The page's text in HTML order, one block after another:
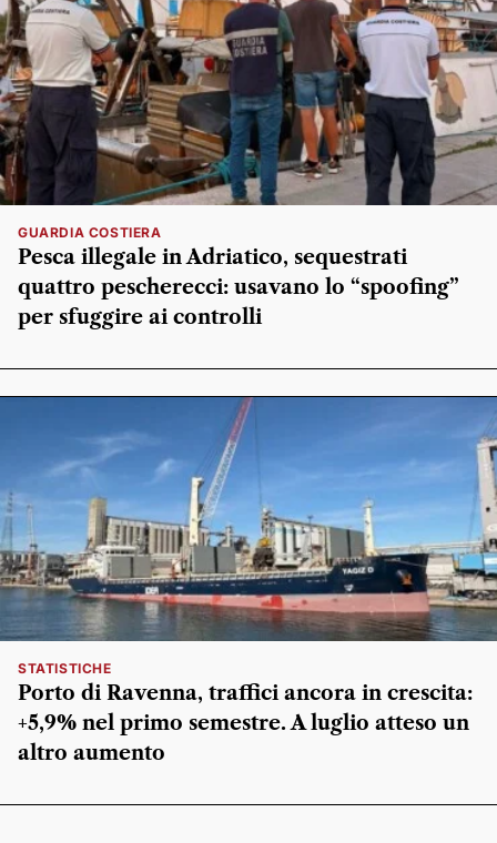
GUARDIA COSTIERA
Pesca illegale in Adriatico, sequestrati
quattro pescherecci: usavano lo “spoofing”
per sfuggire ai controlli
STATISTICHE
Porto di Ravenna, traffici ancora in crescita:
+5,9% nel primo semestre. A luglio atteso un
altro aumento